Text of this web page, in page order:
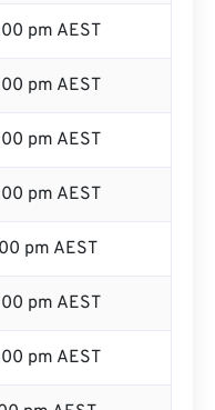
pm AEST
pm AEST
pm AEST
pm AEST
pm AEST
pm AEST
pm AEST